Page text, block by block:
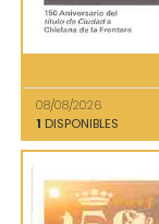
08/08/2026
1 DISPONIBLES